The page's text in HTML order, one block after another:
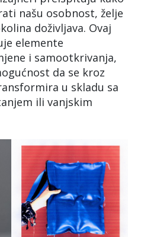
našu osobnost, želje
doživljava. Ovaj
elemente
i samootkrivanja,
da se kroz
u skladu sa
ili vanjskim